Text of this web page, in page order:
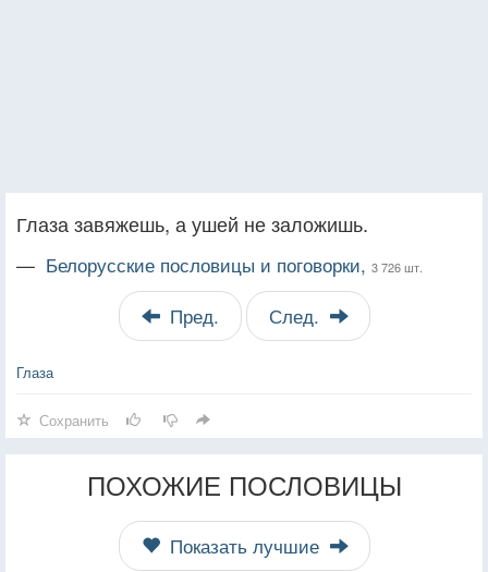
Глаза завяжешь, а ушей не заложишь.
— Белорусские пословицы и поговорки, 3 726 шт.
Пред. След.
Глаза
Сохранить
ПОХОЖИЕ ПОСЛОВИЦЫ
Показать лучшие